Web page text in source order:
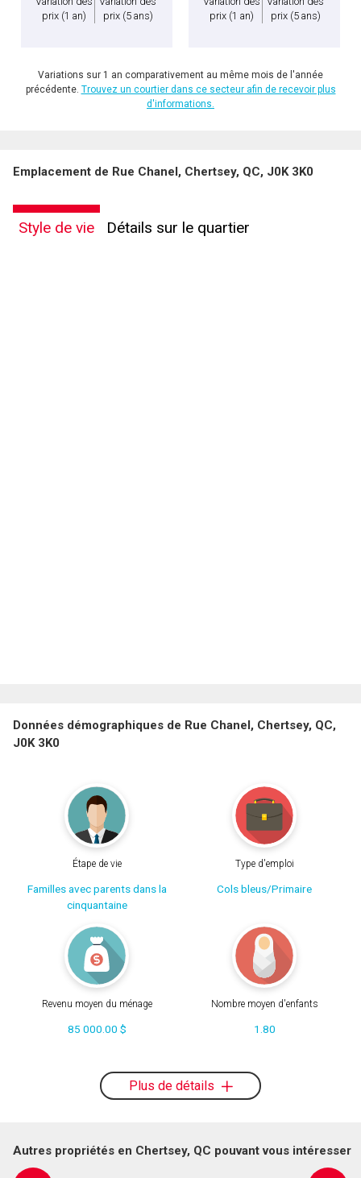
vous nous fournissez l'autorisation écrite de communiquer avec vous.
prix (1 an)
prix (5 ans)
prix (1 an)
prix (5 ans)
Variations sur 1 an comparativement au même mois de l'année
précédente. Trouvez un courtier dans ce secteur afin de recevoir plus
d'informations.
Emplacement de Rue Chanel, Chertsey, QC, J0K 3K0
Style de vie Détails sur le quartier
Données démographiques de Rue Chanel, Chertsey, QC,
J0K 3K0
Étape de vie
Familles avec parents dans la
cinquantaine
Type d'emploi
Cols bleus/Primaire
Revenu moyen du ménage
85 000.00 $
Nombre moyen d'enfants
1.80
Plus de détails
Autres propriétés en Chertsey, QC pouvant vous intéresser